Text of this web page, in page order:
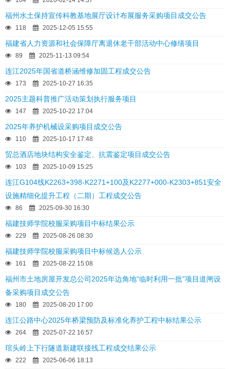
福州水土保持宣传科教基地展厅设计布展服务采购项目成交公告
118 2025-12-05 15:55
福建省人力资源和社会保障厅离退休老干部活动中心修缮项目
89 2025-11-13 09:54
连江2025年国省道桥涵维修加固工程成交公告
173 2025-10-27 16:35
2025主题科普推广活动策划执行服务项目
147 2025-10-22 17:04
2025年养护机械设采购项目成交公告
110 2025-10-17 17:48
贸总酒店地块结构安全鉴定、抗震鉴定项目成交公告
103 2025-10-09 15:25
连江G104线K2263+398-K2271+100及K2277+000-K2303+851安全
设施精细化提升工程（二期）工程成交公告
86 2025-09-30 16:30
福建技师学院校服采购项目中标结果公示
229 2025-08-26 08:30
福建技师学院校服采购项目中标候选人公示
161 2025-08-22 15:08
福州市土地房屋开发总公司2025年边角地“临时利用一批”项目道闸设
备采购项目成交公告
180 2025-08-20 17:00
连江公路中心2025年桥梁预防及标准化养护工程中标结果公示
264 2025-07-22 16:57
琯头岭上下行隧道新建联接线工程成交结果公示
222 2025-06-06 18:13